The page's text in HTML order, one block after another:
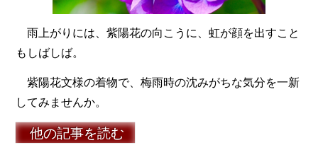
雨上がりには、紫陽花の向こうに、虹が顔を出すこと
もしばしば。
紫陽花文様の着物で、梅雨時の沈みがちな気分を一新
してみませんか。
他の記事を読む